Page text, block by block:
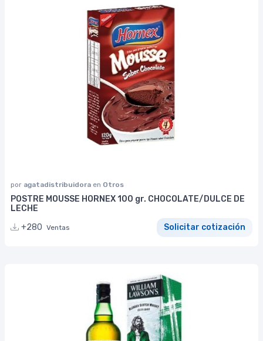
por agatadistribuidora en Otros
POSTRE MOUSSE HORNEX 100 gr. CHOCOLATE/DULCE DE
LECHE
+280 Ventas Solicitar cotización